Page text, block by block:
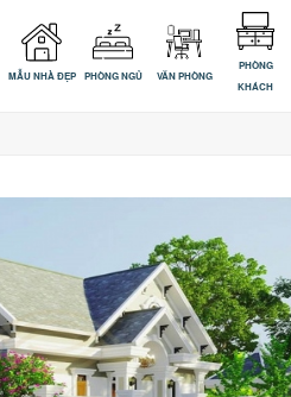
MẪU NHÀ ĐẸP PHÒNG NGỦ VĂN PHÒNG
PHÒNG
KHÁCH